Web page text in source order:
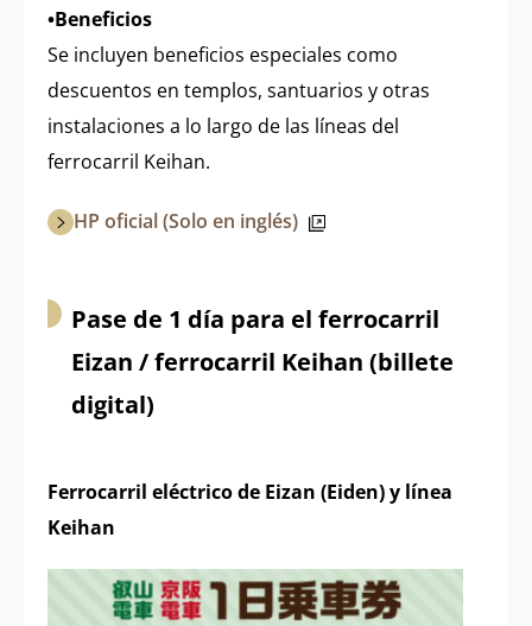
•Beneficios
Se incluyen beneficios especiales como
descuentos en templos, santuarios y otras
instalaciones a lo largo de las líneas del
ferrocarril Keihan.
HP oficial (Solo en inglés)
Pase de 1 día para el ferrocarril
Eizan / ferrocarril Keihan (billete
digital)
Ferrocarril eléctrico de Eizan (Eiden) y línea
Keihan